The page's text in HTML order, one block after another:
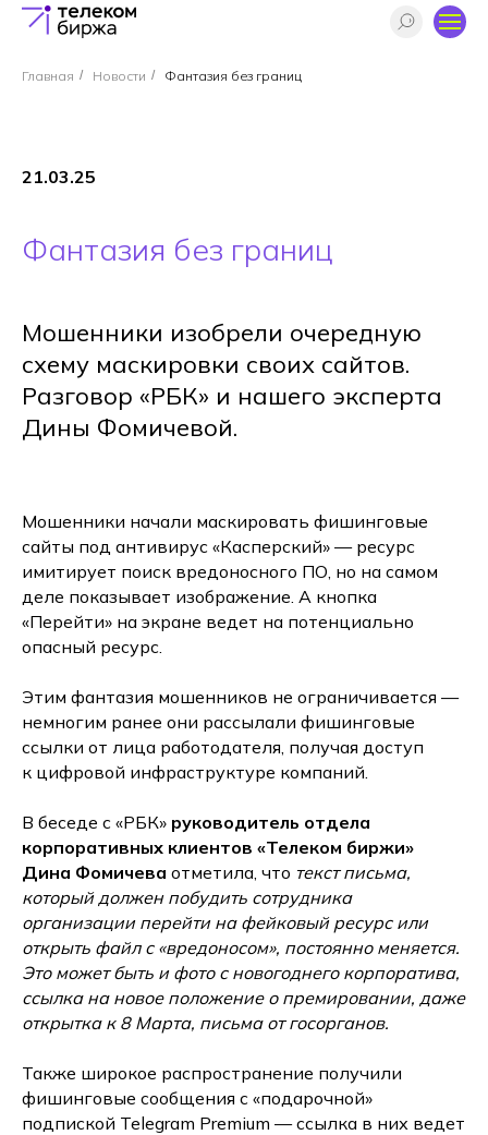
Главная / Новости / Фантазия без границ
21.03.25
Фантазия без границ
Мошенники изобрели очередную
схему маскировки своих сайтов.
Разговор «РБК» и нашего эксперта
Дины Фомичевой.
Мошенники начали маскировать фишинговые
сайты под антивирус «Касперский» — ресурс
имитирует поиск вредоносного ПО, но на самом
деле показывает изображение. А кнопка
«Перейти» на экране ведет на потенциально
опасный ресурс.
Этим фантазия мошенников не ограничивается —
немногим ранее они рассылали фишинговые
ссылки от лица работодателя, получая доступ
к цифровой инфраструктуре компаний.
В беседе с «РБК» руководитель отдела
корпоративных клиентов «Телеком биржи»
Дина Фомичева отметила, что текст письма,
который должен побудить сотрудника
организации перейти на фейковый ресурс или
открыть файл с «вредоносом», постоянно меняется.
Это может быть и фото с новогоднего корпоратива,
ссылка на новое положение о премировании, даже
открытка к 8 Марта, письма от госорганов.
Также широкое распространение получили
фишинговые сообщения с «подарочной»
подпиской Telegram Premium — ссылка в них ведет